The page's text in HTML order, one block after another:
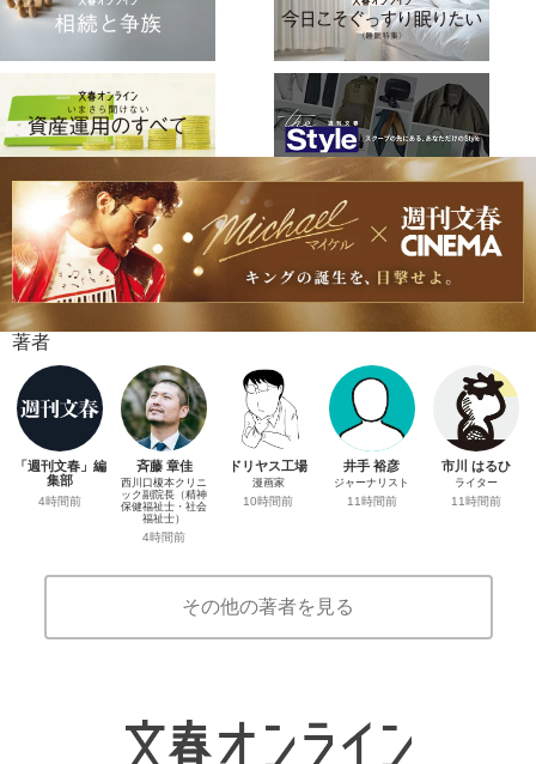
著者
「週刊文春」編
集部
4時間前
斉藤 章佳
西川口榎本クリニ
ック副院長（精神
保健福祉士・社会
福祉士）
4時間前
ドリヤス工場
漫画家
10時間前
井手 裕彦
ジャーナリスト
11時間前
市川 はるひ
ライター
11時間前
その他の著者を見る